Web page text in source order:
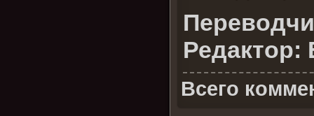
Редактор:
Всего